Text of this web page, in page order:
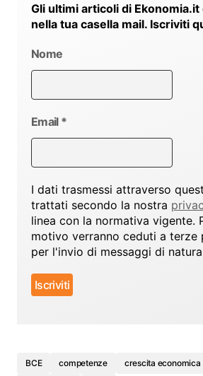
Gli ultimi articoli di
nella tua casella mail. Iscriviti
Nome
Email *
I dati trasmessi attraverso
trattati secondo la nostra
linea con la normativa vigente.
motivo verranno ceduti a
per l'invio di messaggi di
BCE competenze crescita economica